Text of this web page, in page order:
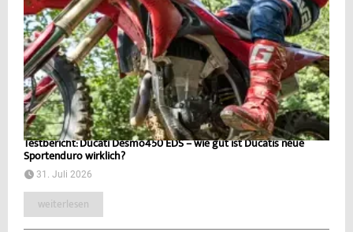
Testbericht: Ducati Desmo450 EDS – wie gut ist Ducatis neue
Sportenduro wirklich?
31. Juli 2026
weiterlesen